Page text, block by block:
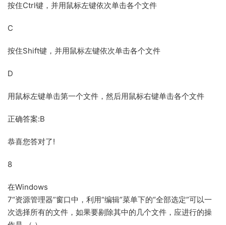
按住Ctrl键，并用鼠标左键依次单击各个文件
C
按住Shift键，并用鼠标左键依次单击各个文件
D
用鼠标左键单击第一个文件，然后用鼠标右键单击各个文件
正确答案:B
恭喜您答对了!
8
在Windows
7“资源管理器”窗口中，利用“编辑”菜单下的“全部选定”可以一
次选择所有的文件，如果要剔除其中的几个文件，应进行的操